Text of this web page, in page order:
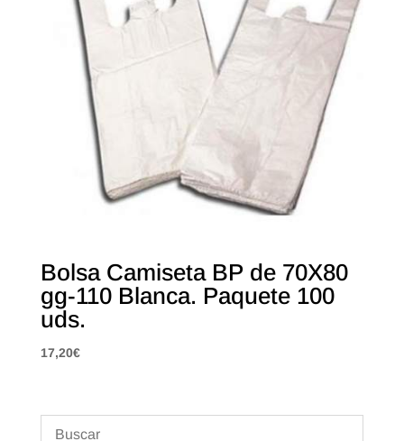
Bolsa Camiseta BP de 70X80
gg-110 Blanca. Paquete 100
uds.
17,20€